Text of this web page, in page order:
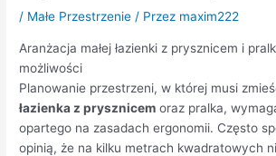
/ Małe Przestrzenie / Przez maxim222
Aranżacja małej łazienki z prysznicem i
możliwości
Planowanie przestrzeni, w której musi
łazienka z prysznicem oraz pralka,
opartego na zasadach ergonomii. Często
opinią, że na kilku metrach kwadratowych